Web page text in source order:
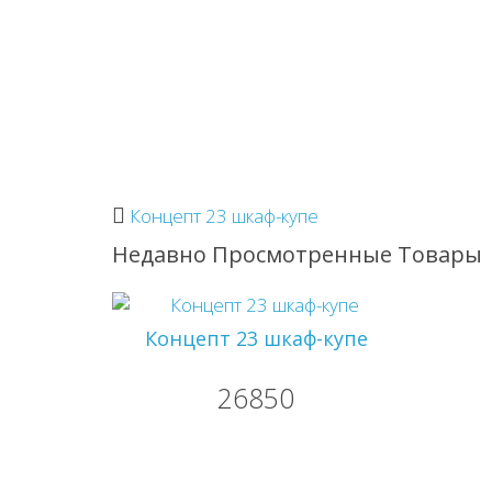
Концепт 23 шкаф-купе
Недавно Просмотренные Товары
Концепт 23 шкаф-купе
26850